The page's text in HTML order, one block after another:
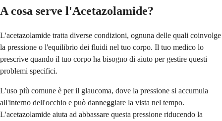
A cosa serve l'Acetazolamide?
L'acetazolamide tratta diverse condizioni, ognuna delle quali coinvolge
la pressione o l'equilibrio dei fluidi nel tuo corpo. Il tuo medico lo
prescrive quando il tuo corpo ha bisogno di aiuto per gestire questi
problemi specifici.
L'uso più comune è per il glaucoma, dove la pressione si accumula
all'interno dell'occhio e può danneggiare la vista nel tempo.
L'acetazolamide aiuta ad abbassare questa pressione riducendo la